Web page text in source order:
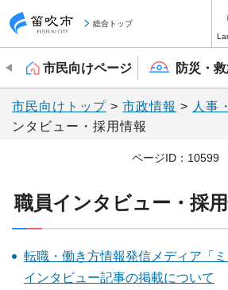
笛吹市
総合トップ
市民向けページ 防災・
市民向けトップ > 市政情報 > 人事
ンタビュー・採用情報
ページID：10599
職員インタビュー・採
転職・働き方情報発信メディア「
インタビュー記事の掲載について